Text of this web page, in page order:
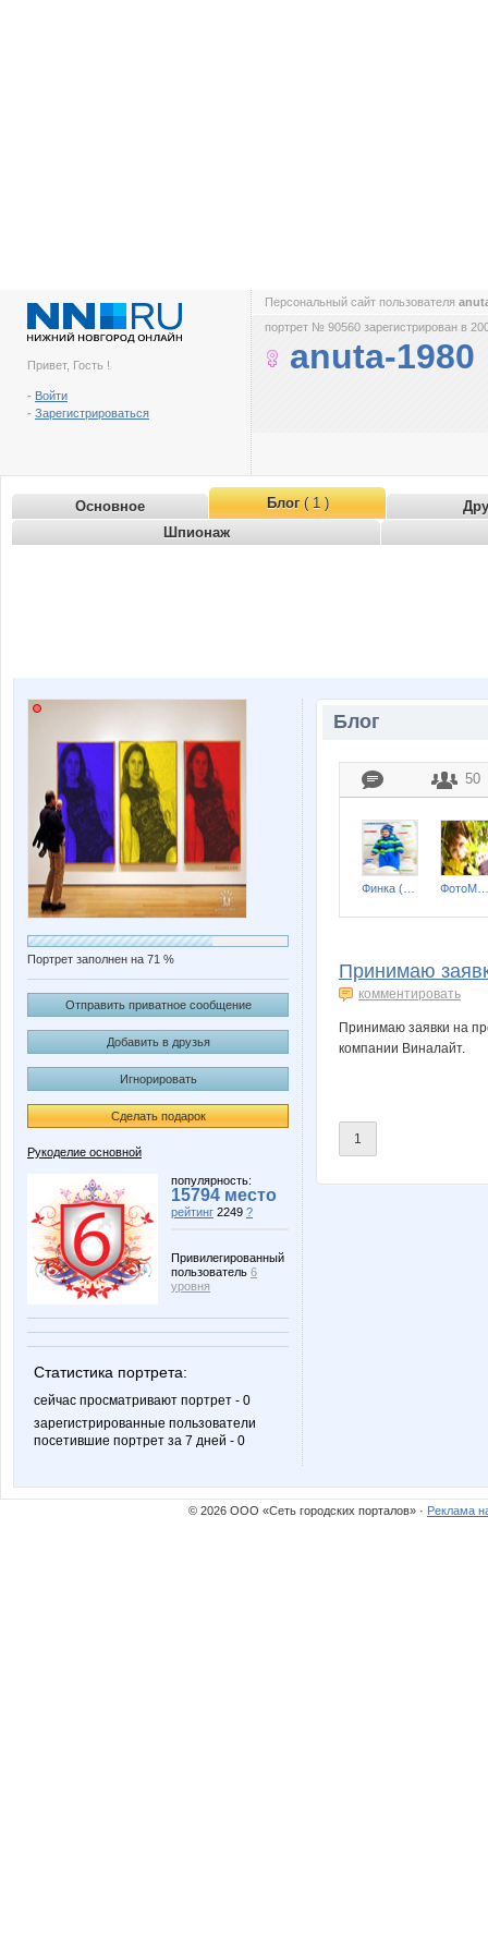
Привет, Гость !
- Войти
- Зарегистрироваться
Персональный сайт пользователя
портрет № 90560 зарегистрирован в
anuta-1980
Основное Блог( 1 )
Шпионаж
Портрет заполнен на 71 %
Отправить приватное сообщение
Добавить в друзья
Игнорировать
Сделать подарок
Рукоделие основной
популярность:
15794 место
рейтинг 2249 ?
Привилегированный
пользователь 6
уровня
Статистика портрета:
сейчас просматривают портрет - 0
зарегистрированные пользователи
посетившие портрет за 7 дней - 0
Блог
50
Принимаю
комментировать
Принимаю заявки на
компании Виналайт.
1
© 2026 ООО «Сеть городских порталов» · Реклама